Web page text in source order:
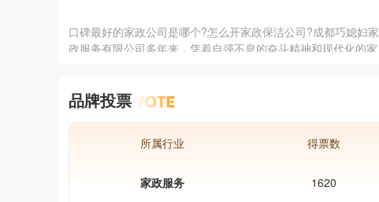
政保洁一共要多少钱？下面我们一起来看看吧。
口碑最好的家政公司是哪个?怎么开家政保洁公司?成都巧媳妇家
政服务有限公司多年来，凭着自强不息的奋斗精神和现代化的家
妇家政公司，以及巧媳妇品牌家政的加盟方式、投资收益和投资
品牌投票
所属行业 得票数
家政服务 1620